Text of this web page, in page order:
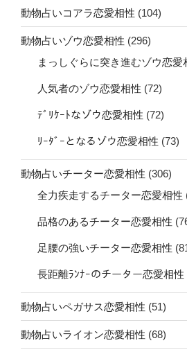
動物占いコアラ恋愛相性 (104)
動物占いゾウ恋愛相性 (296)
まっしぐらに突き進むゾウ恋愛
人気者のゾウ恋愛相性 (72)
ﾃﾞﾘｹｰﾄなゾウ恋愛相性 (72)
ﾘｰﾀﾞｰとなるゾウ恋愛相性 (73)
動物占いチーター恋愛相性 (306)
全力疾走するチーター恋愛相性
品格のあるチーター恋愛相性
足腰の強いチーター恋愛相性
長距離ﾗﾝﾅｰのチーター恋愛相性
動物占いペガサス恋愛相性 (51)
動物占いライオン恋愛相性 (68)